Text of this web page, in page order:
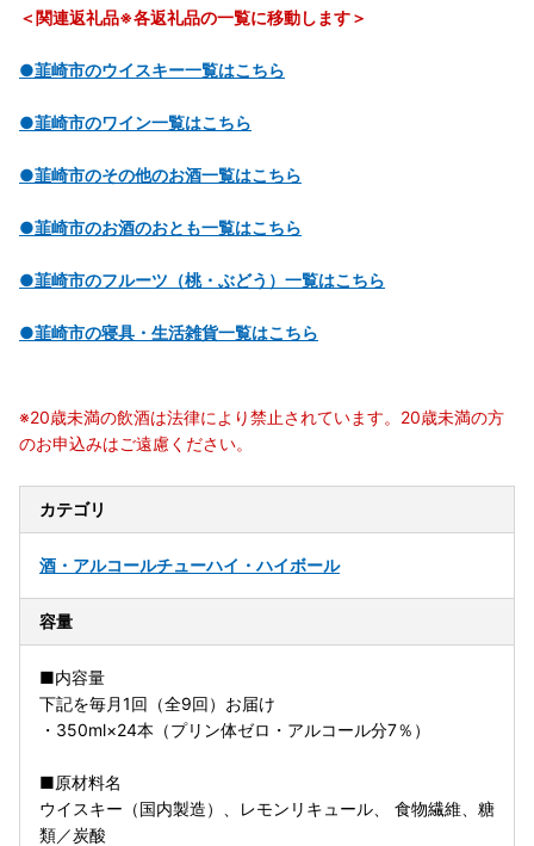
＜関連返礼品※各返礼品の一覧に移動します＞
●韮崎市のウイスキー一覧はこちら
●韮崎市のワイン一覧はこちら
●韮崎市のその他のお酒一覧はこちら
●韮崎市のお酒のおとも一覧はこちら
●韮崎市のフルーツ（桃・ぶどう）一覧はこちら
●韮崎市の寝具・生活雑貨一覧はこちら
※20歳未満の飲酒は法律により禁止されています。20歳未満の方
のお申込みはご遠慮ください。
カテゴリ
酒・アルコールチューハイ・ハイボール
容量
■内容量
下記を毎月1回（全9回）お届け
・350ml×24本（プリン体ゼロ・アルコール分7％）
■原材料名
ウイスキー（国内製造）、レモンリキュール、 食物繊維、糖
類／炭酸